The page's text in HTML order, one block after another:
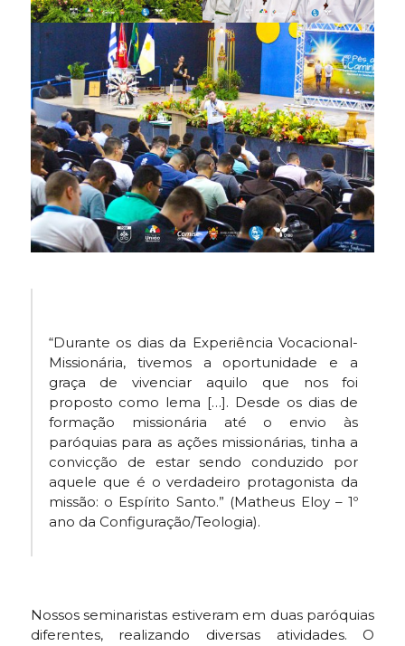
“Durante os dias da Experiência Vocacional-
Missionária, tivemos a oportunidade e a
graça de vivenciar aquilo que nos foi
proposto como lema […]. Desde os dias de
formação missionária até o envio às
paróquias para as ações missionárias, tinha a
convicção de estar sendo conduzido por
aquele que é o verdadeiro protagonista da
missão: o Espírito Santo.” (Matheus Eloy – 1º
ano da Configuração/Teologia).
Nossos seminaristas estiveram em duas paróquias
diferentes, realizando diversas atividades. O